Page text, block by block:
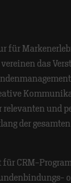
für
das
relevanten und
der gesamten
für CRM-